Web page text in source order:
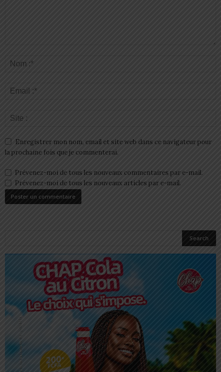
Enregistrer mon nom, email et site web dans ce navigateur pour
la prochaine fois que je commenterai.
Prévenez-moi de tous les nouveaux commentaires par e-mail.
Prévenez-moi de tous les nouveaux articles par e-mail.